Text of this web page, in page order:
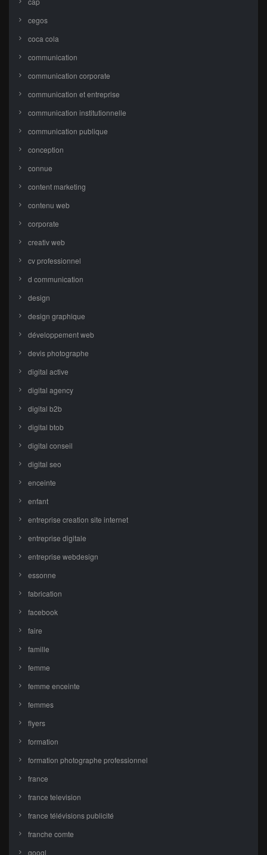
cegos
coca cola
communication
communication corporate
communication et entreprise
communication institutionnelle
communication publique
conception
connue
content marketing
contenu web
corporate
creativ web
cv professionnel
d communication
design
design graphique
développement web
devis photographe
digital active
digital agency
digital b2b
digital btob
digital conseil
digital seo
enceinte
enfant
entreprise creation site internet
entreprise digitale
entreprise webdesign
essonne
fabrication
facebook
faire
famille
femme
femme enceinte
femmes
flyers
formation
formation photographe professionnel
france
france television
france télévisions publicité
franche comte
googl